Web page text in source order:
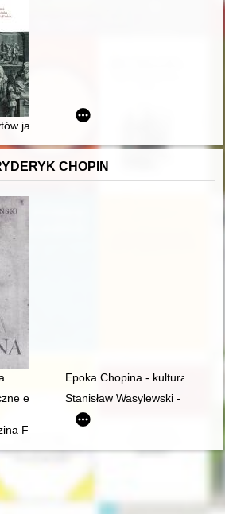
japońskich w zbiorach Muzeum
CHOPIN
Epoka Chopina - kultura
edycje dzieł Fryderyka Chopina jako
Stanisław Wasylewski -
Fryderyka Chopina i Warszawa w